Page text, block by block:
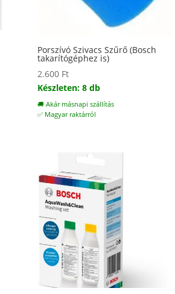
Porszívó Szivacs Szűrő (Bosch
takarítógéphez is)
2.600 Ft
Készleten: 8 db
🚚 Akár másnapi szállítás
✅ Magyar raktárról